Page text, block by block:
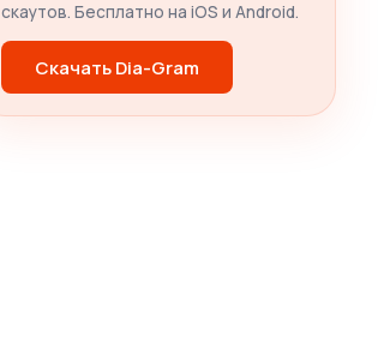
скаутов. Бесплатно на iOS и Android.
Скачать Dia-Gram